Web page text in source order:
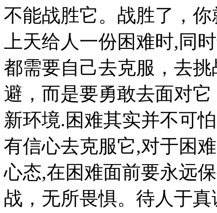
不能战胜它。战胜了，
上天给人一份困难时,同
都需要自己去克服，去
避，而是要勇敢去面对
新环境.困难其实并不可
有信心去克服它,对于困
心态,在困难面前要永远
战，无所畏惧。待人于